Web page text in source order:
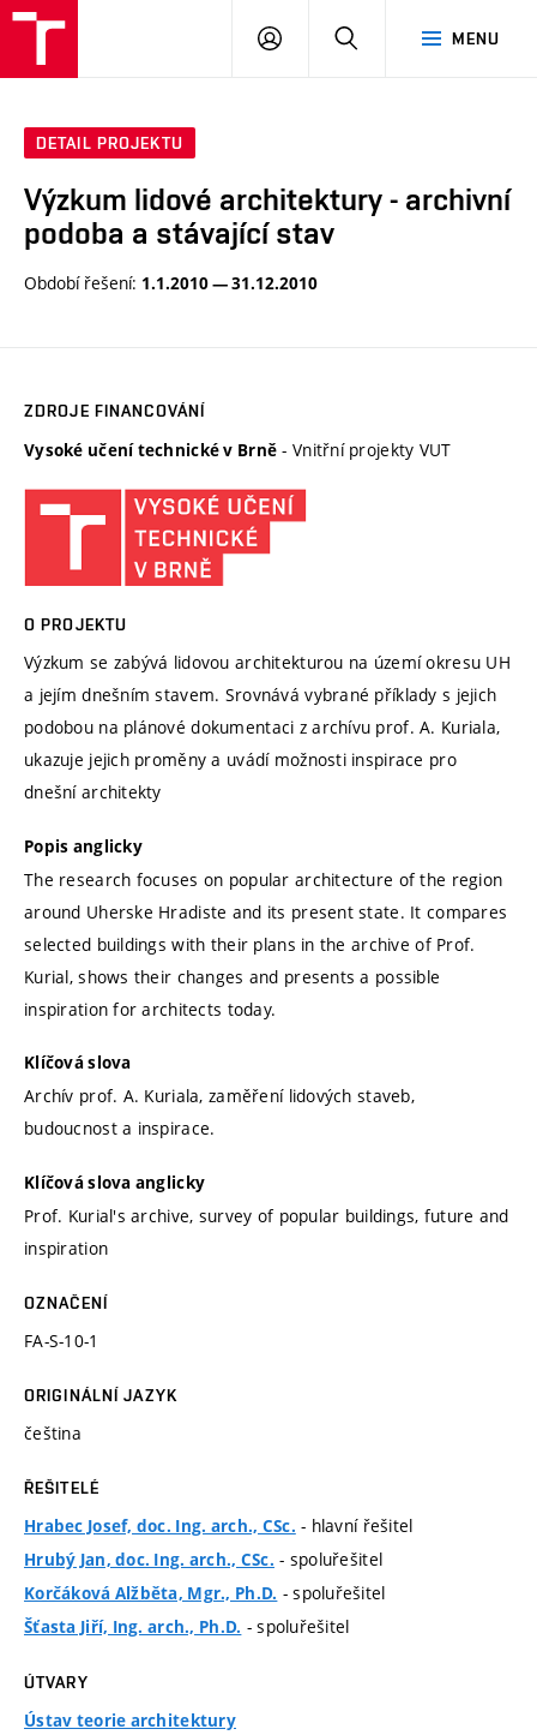
MENU
PŘIHLÁSIT
DETAIL PROJEKTU
Výzkum lidové architektury - archivní
podoba a stávající stav
Období řešení: 1.1.2010 — 31.12.2010
ZDROJE FINANCOVÁNÍ
Vysoké učení technické v Brně - Vnitřní projekty VUT
O PROJEKTU
Výzkum se zabývá lidovou architekturou na území okresu UH
a jejím dnešním stavem. Srovnává vybrané příklady s jejich
podobou na plánové dokumentaci z archívu prof. A. Kuriala,
ukazuje jejich proměny a uvádí možnosti inspirace pro
dnešní architekty
Popis anglicky
The research focuses on popular architecture of the region
around Uherske Hradiste and its present state. It compares
selected buildings with their plans in the archive of Prof.
Kurial, shows their changes and presents a possible
inspiration for architects today.
Klíčová slova
Archív prof. A. Kuriala, zaměření lidových staveb,
budoucnost a inspirace.
Klíčová slova anglicky
Prof. Kurial's archive, survey of popular buildings, future and
inspiration
OZNAČENÍ
FA-S-10-1
ORIGINÁLNÍ JAZYK
čeština
ŘEŠITELÉ
Hrabec Josef, doc. Ing. arch., CSc. - hlavní řešitel
Hrubý Jan, doc. Ing. arch., CSc. - spoluřešitel
Korčáková Alžběta, Mgr., Ph.D. - spoluřešitel
Šťasta Jiří, Ing. arch., Ph.D. - spoluřešitel
ÚTVARY
Ústav teorie architektury